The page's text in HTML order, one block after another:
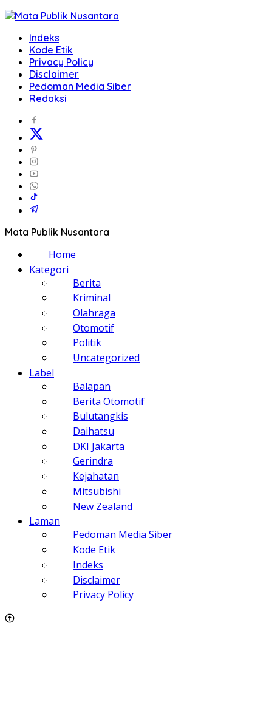
Indeks
Kode Etik
Privacy Policy
Disclaimer
Pedoman Media Siber
Redaksi
Mata Publik Nusantara
Home
Kategori
Berita
Kriminal
Olahraga
Otomotif
Politik
Uncategorized
Label
Balapan
Berita Otomotif
Bulutangkis
Daihatsu
DKI Jakarta
Gerindra
Kejahatan
Mitsubishi
New Zealand
Laman
Pedoman Media Siber
Kode Etik
Indeks
Disclaimer
Privacy Policy